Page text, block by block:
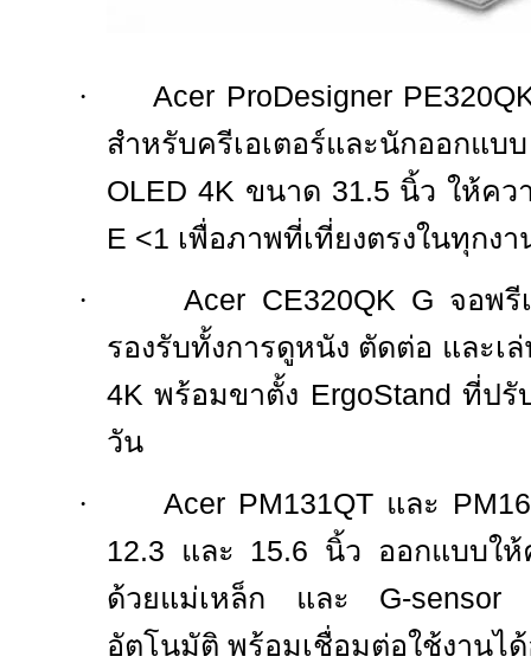
·
Acer ProDesigner
สำหรับครีเอเตอร์และนักออกแ
OLED 4K ขนาด 31.5 นิ้ว ให้ค
E <1 เพื่อภาพที่เที่ยงตรงในทุกง
·
Acer CE320QK G จอพรี
รองรับทั้งการดูหนัง ตัดต่อ และเ
4Kพร้อมขาตั้ง ErgoStandที่ปรั
วัน
·
Acer PM131QT และ
12.3 และ 15.6 นิ้ว ออกแบบใ
ด้วยแม่เหล็ก และ G-
อัตโนมัติ พร้อมเชื่อมต่อใช้งานไ